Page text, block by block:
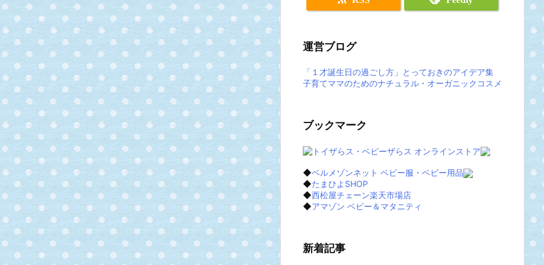
運営ブログ
「１才誕生日の過ごし方」とっておきのアイデア集
子育てママのためのナチュラル・オーガニックコスメ
ブックマーク
◆ベルメゾンネット ベビー服・ベビー用品
◆たまひよSHOP
◆西松屋チェーン楽天市場店
◆アマゾン ベビー＆マタニティ
新着記事